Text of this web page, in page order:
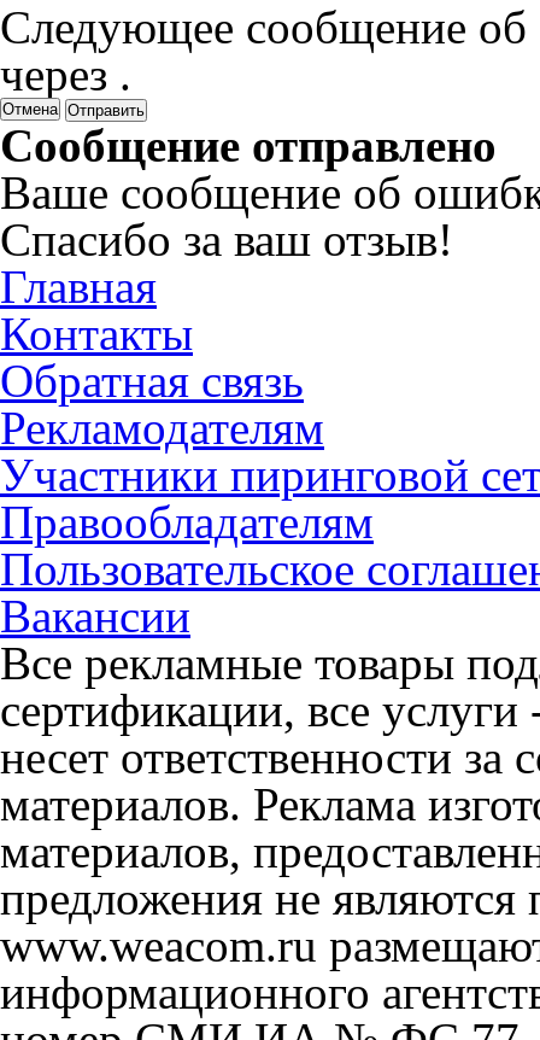
Следующее сообщение об
через .
Отмена
Сообщение отправлено
Ваше сообщение об
Спасибо за ваш отзыв!
Главная
Контакты
Обратная связь
Рекламодателям
Участники пиринговой
Правообладателям
Пользовательское
Вакансии
Все рекламные товары
сертификации, все
несет ответственности
материалов. Реклама
материалов,
предложения не
www.weacom.ru
информационного